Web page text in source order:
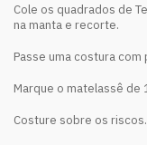
Cole os quadrados de
na manta e recorte.
Passe uma costura
Marque o matelassê de
Costure sobre os riscos.